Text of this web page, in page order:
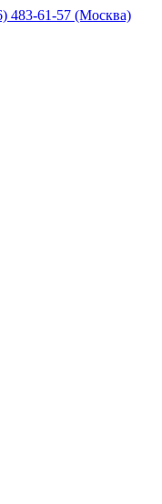
483-61-57 (Москва)